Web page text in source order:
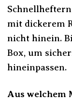
mit dickerem
nicht hinein.
Box, um
hineinpassen.
Aus welchem